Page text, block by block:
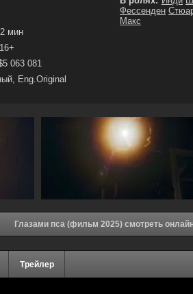
мин
16+
063 081
Eng.Original
Фессенден
Макс
Глазами пса (фильм 2025) смотреть
Трейлер